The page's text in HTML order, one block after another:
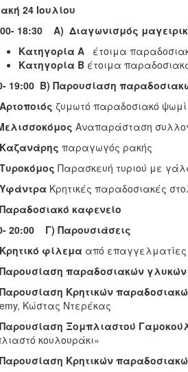
24 Ιουλίου
18:30 Α) Διαγωνισμός
Κατηγορία Α
έτοιμα
Κατηγορία Β έτοιμα
19:00 Β) Παρουσίαση
Αρτοποιός ζυμωτό παραδοσιακό
Αναπαράσταση
Καζανάρης παραγωγός ρακής
Τυροκόμος Παρασκευή τυριού με
Υφάντρα Κρητικές παραδοσιακές
Παραδοσιακό καφενείο
20:00 Γ) Παρουσιάσεις
Κρητικό φίλεμα από
Παρουσίαση παραδοσιακών γλυκών
Παρουσίαση Κρητικών
Κώστας Ντερέκας
Παρουσίαση Ξομπλιαστού
κουλουράκι»
Παρουσίαση Κρητικών